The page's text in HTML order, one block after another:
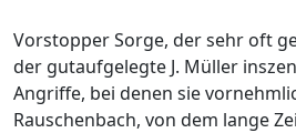
Vorstopper Sorge, der sehr oft
der gutaufgelegte J. Müller
Angriffe, bei denen sie
Rauschenbach, von dem lange